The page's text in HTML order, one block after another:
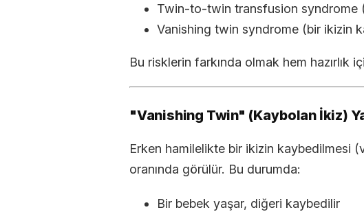
Twin-to-twin transfusion syndrome
Vanishing twin syndrome (bir ikizin
Bu risklerin farkında olmak hem hazırlık
"Vanishing Twin" (Kaybolan İkiz)
Erken hamilelikte bir ikizin kaybedilmesi
oranında görülür. Bu durumda:
Bir bebek yaşar, diğeri kaybedilir